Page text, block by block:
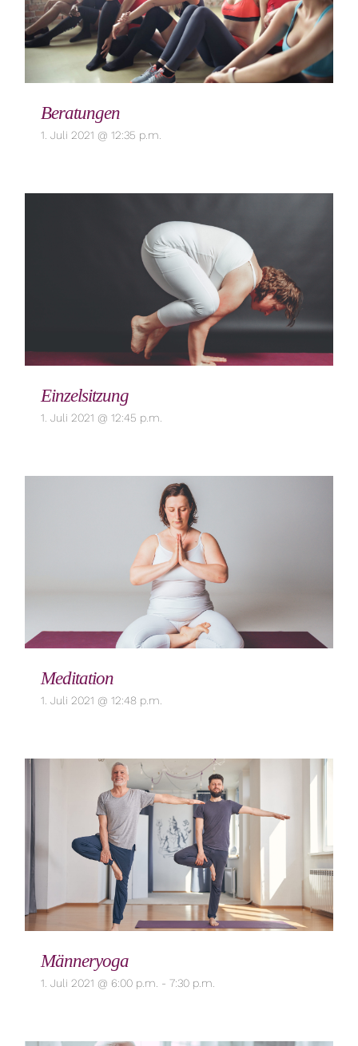
Beratungen
1. Juli 2021 @ 12:35 p.m.
Einzelsitzung
1. Juli 2021 @ 12:45 p.m.
Meditation
1. Juli 2021 @ 12:48 p.m.
Männeryoga
1. Juli 2021 @ 6:00 p.m. - 7:30 p.m.